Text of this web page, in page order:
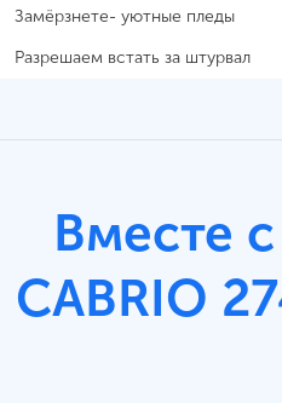
Замёрзнете- уютные пледы
Разрешаем встать за штурвал
Вместе с
CABRIO